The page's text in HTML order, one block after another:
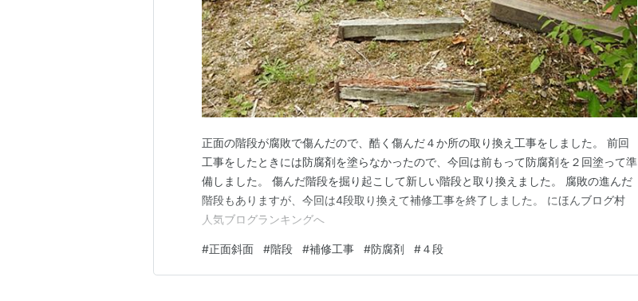
正面の階段が腐敗で傷んだので、酷く傷んだ４か所の取り換え工事をしました。 前回
工事をしたときには防腐剤を塗らなかったので、今回は前もって防腐剤を２回塗って準
備しました。 傷んだ階段を掘り起こして新しい階段と取り換えました。 腐敗の進んだ
階段もありますが、今回は4段取り換えて補修工事を終了しました。 にほんブログ村
人気ブログランキングへ
#正面斜面 #階段 #補修工事 #防腐剤 #４段